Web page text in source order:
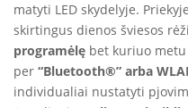
matyti LED skydelyje.
skirtingus dienos šviesos
programėlę bet kuriuo
per “Bluetooth®” arba
individualiai nustatyti